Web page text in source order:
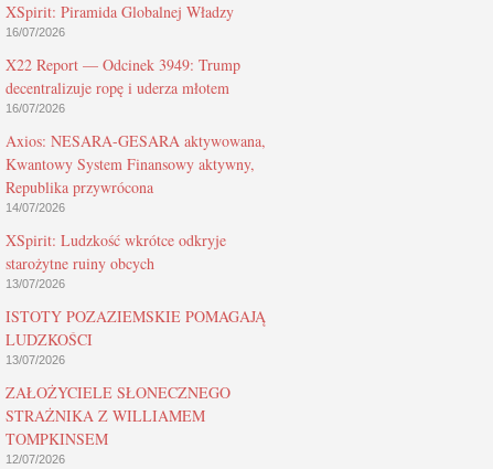
XSpirit: Piramida Globalnej Władzy
16/07/2026
X22 Report — Odcinek 3949: Trump
decentralizuje ropę i uderza młotem
16/07/2026
Axios: NESARA-GESARA aktywowana,
Kwantowy System Finansowy aktywny,
Republika przywrócona
14/07/2026
XSpirit: Ludzkość wkrótce odkryje
starożytne ruiny obcych
13/07/2026
ISTOTY POZAZIEMSKIE POMAGAJĄ
LUDZKOŚCI
13/07/2026
ZAŁOŻYCIELE SŁONECZNEGO
STRAŻNIKA Z WILLIAMEM
TOMPKINSEM
12/07/2026